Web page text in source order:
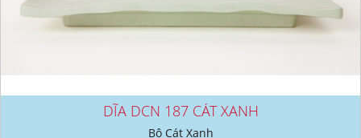
DĨA DCN 187 CÁT XANH
Bộ Cát Xanh